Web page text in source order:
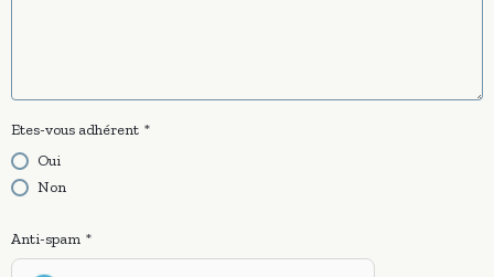
Etes-vous adhérent
Oui
Non
Anti-spam